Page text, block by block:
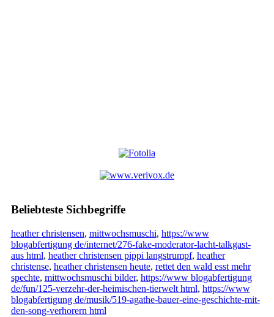
Beliebteste Sichbegriffe
heather christensen, mittwochsmuschi, https://www
blogabfertigung de/internet/276-fake-moderator-lacht-talkgast-
aus html, heather christensen pippi langstrumpf, heather
christense, heather christensen heute, rettet den wald esst mehr
spechte, mittwochsmuschi bilder, https://www blogabfertigung
de/fun/125-verzehr-der-heimischen-tierwelt html, https://www
blogabfertigung de/musik/519-agathe-bauer-eine-geschichte-mit-
den-song-verhorern html